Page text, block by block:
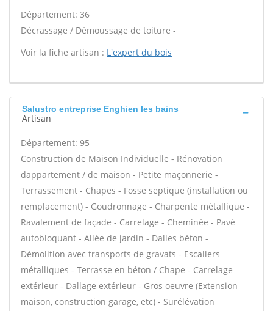
Département: 36
Décrassage / Démoussage de toiture -
Voir la fiche artisan : L'expert du bois
Salustro entreprise Enghien les bains
Artisan
Département: 95
Construction de Maison Individuelle - Rénovation
dappartement / de maison - Petite maçonnerie -
Terrassement - Chapes - Fosse septique (installation ou
remplacement) - Goudronnage - Charpente métallique -
Ravalement de façade - Carrelage - Cheminée - Pavé
autobloquant - Allée de jardin - Dalles béton -
Démolition avec transports de gravats - Escaliers
métalliques - Terrasse en béton / Chape - Carrelage
extérieur - Dallage extérieur - Gros oeuvre (Extension
maison, construction garage, etc) - Surélévation